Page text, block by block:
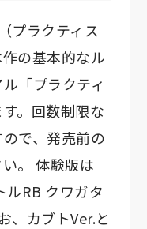
プラクティス
の基本的なル
「プラクティ
。回数制限な
で、発売前の
。 体験版は
ルRB クワガタ
、カブトVer.と